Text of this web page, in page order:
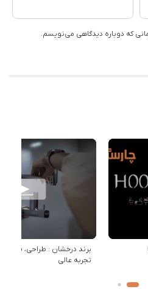
که دوباره دیدگاهی می‌نویسم.
برند درخشان : طراحی،
تجربه عالی